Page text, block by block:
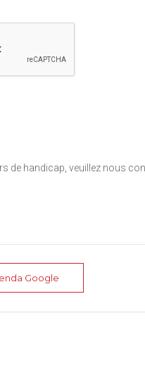
de handicap, veuillez nous
Google